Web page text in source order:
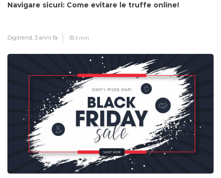
Navigare sicuri: Come evitare le truffe online!
Digitrend, 3 anni fa 2 min